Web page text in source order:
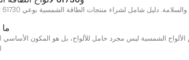
الشمسية ليس مجرد حامل للألواح، بل هو المكون